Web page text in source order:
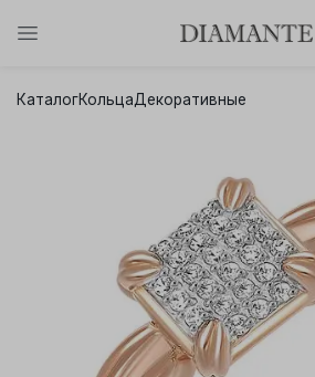
Осталось:
Хочу!
КаталогКольцаДекоративные